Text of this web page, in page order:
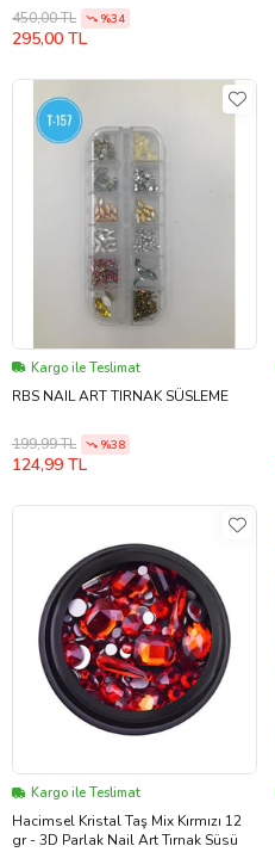
450,00 TL
%34
295,00 TL
Kargo ile Teslimat
RBS NAIL ART TIRNAK SÜSLEME
199,99 TL %38
124,99 TL
Kargo ile Teslimat
Hacimsel Kristal Taş Mix Kırmızı 12
gr - 3D Parlak Nail Art Tırnak Süsü